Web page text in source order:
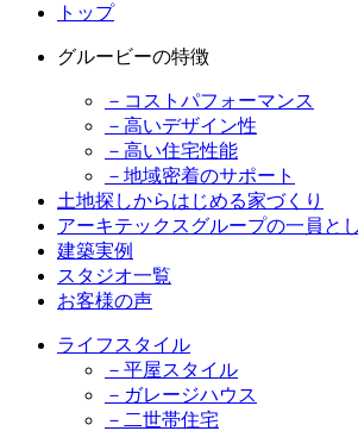
トップ
グルービーの特徴
－コストパフォーマンス
－高いデザイン性
－高い住宅性能
－地域密着のサポート
土地探しからはじめる家づくり
アーキテックスグループの一員と
建築実例
スタジオ一覧
お客様の声
ライフスタイル
－平屋スタイル
－ガレージハウス
－二世帯住宅